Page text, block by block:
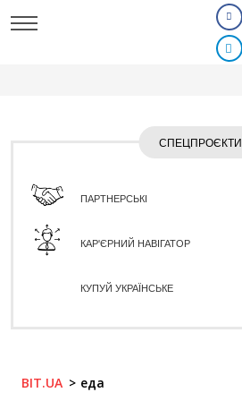
СПЕЦПРОЄКТИ
ПАРТНЕРСЬКІ
КАР'ЄРНИЙ НАВІГАТОР
КУПУЙ УКРАЇНСЬКЕ
BIT.UA еда